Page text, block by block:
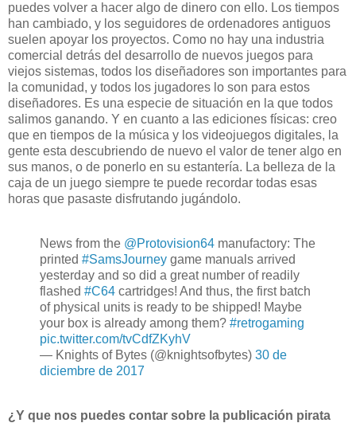
puedes volver a hacer algo de dinero con ello. Los tiempos
han cambiado, y los seguidores de ordenadores antiguos
suelen apoyar los proyectos. Como no hay una industria
comercial detrás del desarrollo de nuevos juegos para
viejos sistemas, todos los diseñadores son importantes para
la comunidad, y todos los jugadores lo son para estos
diseñadores. Es una especie de situación en la que todos
salimos ganando. Y en cuanto a las ediciones físicas: creo
que en tiempos de la música y los videojuegos digitales, la
gente esta descubriendo de nuevo el valor de tener algo en
sus manos, o de ponerlo en su estantería. La belleza de la
caja de un juego siempre te puede recordar todas esas
horas que pasaste disfrutando jugándolo.
News from the @Protovision64 manufactory: The
printed #SamsJourney game manuals arrived
yesterday and so did a great number of readily
flashed #C64 cartridges! And thus, the first batch
of physical units is ready to be shipped! Maybe
your box is already among them? #retrogaming
pic.twitter.com/tvCdfZKyhV
— Knights of Bytes (@knightsofbytes) 30 de
diciembre de 2017
¿Y que nos puedes contar sobre la publicación pirata